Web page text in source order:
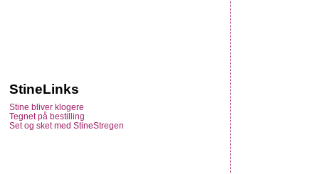
StineLinks
Stine bliver klogere
Tegnet på bestilling
Set og sket med StineStregen